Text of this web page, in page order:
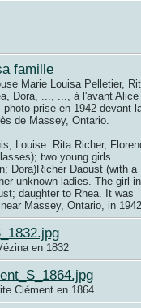
famille
Marie Louisa Pelletier,
Dora, ..., ..., à l'avant Alice
photo prise en 1942 devant
de Massey, Ontario.
Louise. Rita Richer,
two young girls
Dora)Richer Daoust (with a
unknown ladies. The girl in
daughter to Rhea. It was
Massey, Ontario, in
en 1832
Clément en 1864